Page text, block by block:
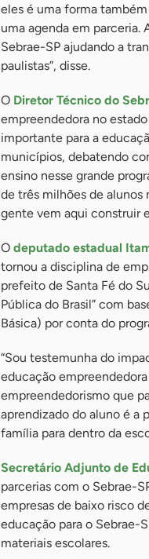
eles é uma forma
uma agenda em
Sebrae-SP ajudando a
paulistas”, disse.
O Diretor Técnico do
empreendedora no
importante para a
municípios, debatendo
ensino nesse grande
de três milhões de alunos
gente vem aqui construir
O deputado estadual
tornou a disciplina de
prefeito de Santa Fé do
Pública do Brasil” com
Básica) por conta do
“Sou testemunha do
educação
empreendedorismo que
aprendizado do aluno é a
família para dentro da
Secretário Adjunto de
parcerias com o Sebrae-
empresas de baixo risco
educação para o Sebrae-
materiais escolares.